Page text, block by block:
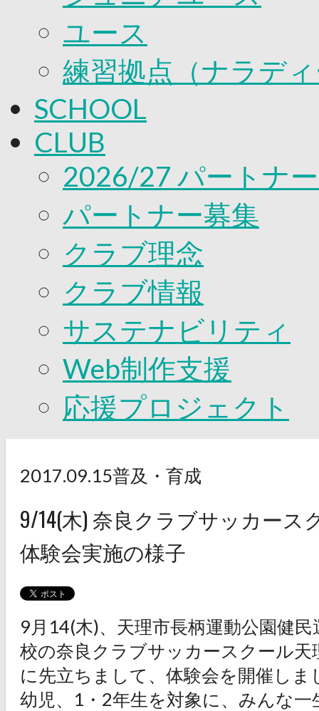
ユース
練習拠点（ナラデ
SCHOOL
CLUB
2026/27 パートナ
パートナー募集
クラブ理念
クラブ情報
サステナビリティ
Web制作支援
応援プロジェクト
2017.09.15普及・育成
9/14(木) 奈良クラブサッカース
体験会実施の様子
9月14(木)、天理市長柄運動公園健
校の奈良クラブサッカースクール天
に先立ちまして、体験会を開催しま
幼児、1・2年生を対象に、みんな一